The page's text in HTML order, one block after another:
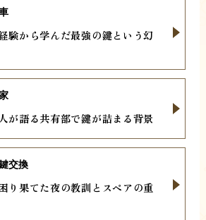
験から学んだ最強の鍵という幻
が語る共有部で鍵が詰まる背景
り果てた夜の教訓とスペアの重
交換